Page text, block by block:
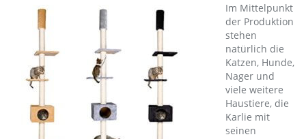
Im Mittelpunkt
der Produktion
stehen
natürlich die
Katzen, Hunde,
Nager und
viele weitere
Haustiere, die
Karlie mit
seinen